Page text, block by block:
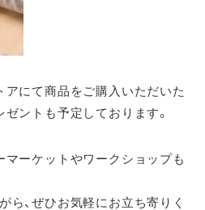
アにて商品をご購入いただいた
ントも予定しております。
マーケットやワークショップも
ら、ぜひお気軽にお立ち寄りく